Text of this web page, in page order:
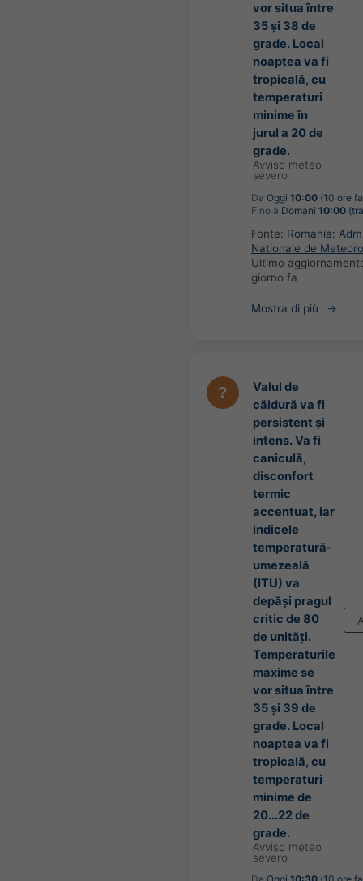
vor situa între
35 și 38 de
grade. Local
noaptea va fi
tropicală, cu
temperaturi
minime în
jurul a 20 de
grade.
Avviso meteo
severo
Da Oggi 10:00 (10 ore
Fino a Domani 10:00
Fonte: Romania:
Nationale de
Ultimo
giorno fa
Mostra di più
Valul de
căldură va fi
persistent și
intens. Va fi
caniculă,
disconfort
termic
accentuat, iar
indicele
temperatură-
umezeală
(ITU) va
depăși pragul
critic de 80
de unități.
Temperaturile
maxime se
vor situa între
35 și 39 de
grade. Local
noaptea va fi
tropicală, cu
temperaturi
minime de
20...22 de
grade.
Avviso meteo
severo